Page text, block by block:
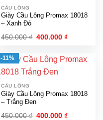
CẦU LÔNG
Giày Cầu Lông Promax 18018
– Xanh Đỏ
450.000₫ Giá
450.000 ₫.
400.000₫Giá
là:
400.000 ₫.
-11%
CẦU LÔNG
Giày Cầu Lông Promax 18018
– Trắng Đen
450.000₫ Giá
400.000₫Giá